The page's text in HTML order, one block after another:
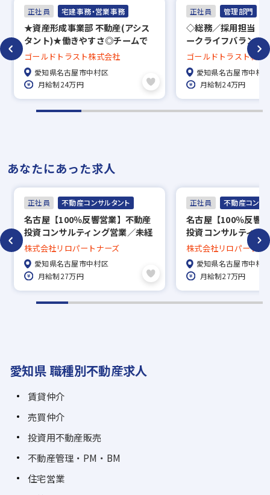
正社員 宅建事務・営業事務
★資産形成事業部 不動産(アシス
タント)★働きやすさ◎チームで
協力しあえる部署配属☆充実な福
利厚生◇
ゴールドトラスト株式会社
愛知県名古屋市中村区
月給制24万円
正社員 管理部門
◇総務／採用担当（
ークライフバランス
上・土日祝休み☆
ゴールドトラスト株式
愛知県名古屋市中村区
月給制24万円
あなたにあった求人
正社員 不動産コンサルタント
名古屋【100％反響営業】不動産
投資コンサルティング営業／未経
験・第二新卒歓迎！
株式会社リロパートナーズ
愛知県名古屋市中村区
月給制27万円
正社員 不動産コンサ
名古屋【100％反響
投資コンサルティン
産経験者の募集！
株式会社リロパートナ
愛知県名古屋市中村区
月給制27万円
愛知県 職種別不動産求人
賃貸仲介
売買仲介
投資用不動産販売
不動産管理・PM・BM
住宅営業